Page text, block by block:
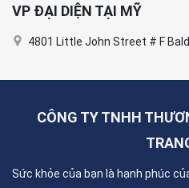
VP ĐẠI DIỆN TẠI MỸ
4801 Little John Street # F
CÔNG TY TNHH
Sức khỏe của bạn là hạnh phúc